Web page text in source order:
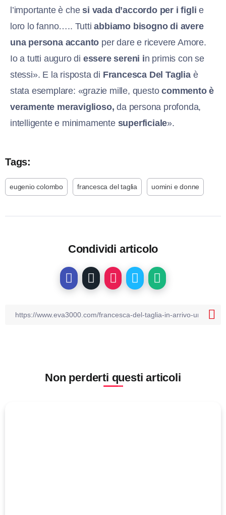
l’importante è chesi vada d’accordo per i figlie
loro lo fanno….. Tuttiabbiamo bisogno di avere
una persona accanto per dare e ricevere Amore.
Io a tutti auguro di essere sereni in primis con se
stessi». E la risposta di Francesca Del Tagliaè
stata esemplare: «grazie mille, questocommento è
veramente meraviglioso, da persona profonda,
intelligente e minimamentesuperficiale».
Tags:
eugenio colombo francesca del taglia uomini e donne
Condividi articolo
Non perderti questi articoli